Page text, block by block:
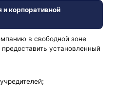
и корпоративной
в свободной зоне
установленный